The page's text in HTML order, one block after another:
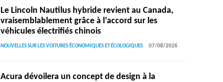
Le Lincoln Nautilus hybride revient au Canada,
vraisemblablement grâce à l’accord sur les
véhicules électrifiés chinois
NOUVELLES SUR LES VOITURES ÉCONOMIQUES ET ÉCOLOGIQUES 07/08/2026
Acura dévoilera un concept de design à la